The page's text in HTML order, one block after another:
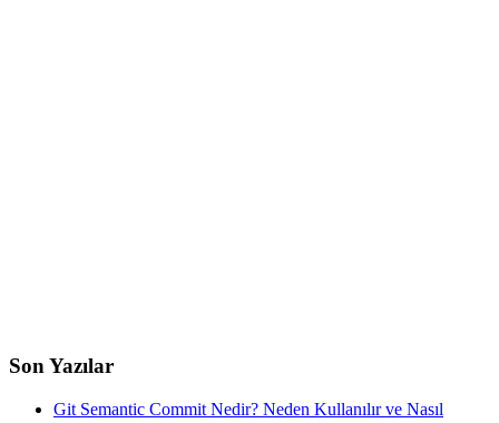
Son Yazılar
Git Semantic Commit Nedir? Neden Kullanılır ve Nasıl